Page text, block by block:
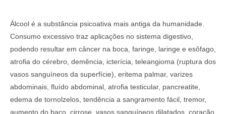
Álcool é a substância psicoativa mais antiga da humanidade.
Consumo excessivo traz aplicações no sistema digestivo,
podendo resultar em câncer na boca, faringe, laringe e esôfago,
atrofia do cérebro, demência, icterícia, teleangioma (ruptura dos
vasos sanguíneos da superfície), eritema palmar, varizes
abdominais, fluído abdominal, atrofia testicular, pancreatite,
edema de tornolzelos, tendência a sangramento fácil, tremor,
aumento do baço, cirrose, vasos sanguíneos dilatados, coração